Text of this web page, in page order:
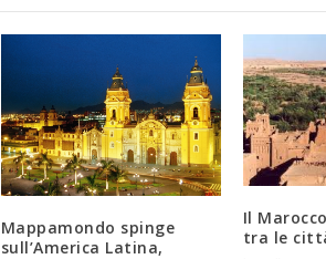
Mappamondo spinge
sull’America Latina,
Il
tra le